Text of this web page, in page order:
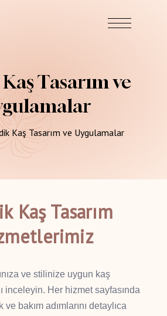
Tasarım ve
Kaş Tasarım ve Uygulamalar
Kaş Tasarım
ve stilinize uygun kaş
inceleyin. Her hizmet sayfasında
ve bakım adımlarını detaylıca